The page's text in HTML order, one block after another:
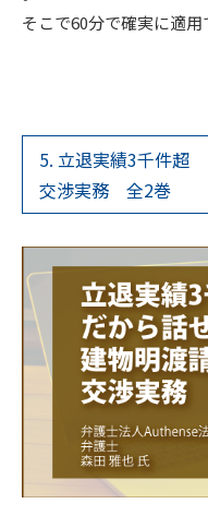
そこで60分で確実に適用
5. 立退実績3千件超
交渉実務 全2巻